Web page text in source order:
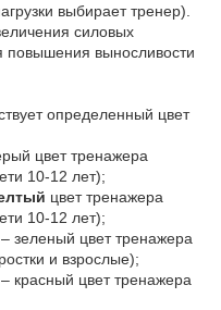
выбирает тренер).
силовых
повышения выносливости
определенный цвет
цвет тренажера
10-12 лет);
цвет тренажера
10-12 лет);
зеленый цвет тренажера
и взрослые);
красный цвет тренажера